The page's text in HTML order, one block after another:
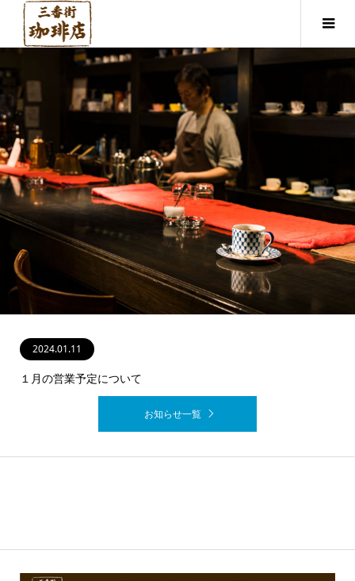
2024.01.11
１月の営業予定について
お知らせ一覧